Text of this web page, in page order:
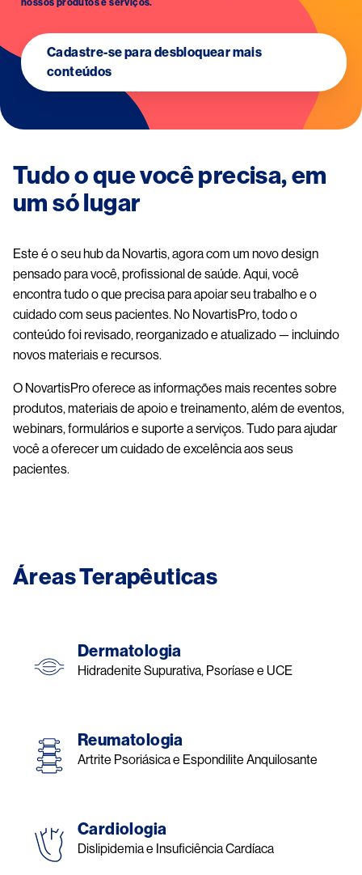
nossos produtos e serviços.
Cadastre-se para desbloquear mais
conteúdos
Tudo o que você precisa, em
um só lugar
Este é o seu hub da Novartis, agora com um novo design
pensado para você, profissional de saúde. Aqui, você
encontra tudo o que precisa para apoiar seu trabalho e o
cuidado com seus pacientes. No NovartisPro, todo o
conteúdo foi revisado, reorganizado e atualizado — incluindo
novos materiais e recursos.
O NovartisPro oferece as informações mais recentes sobre
produtos, materiais de apoio e treinamento, além de eventos,
webinars, formulários e suporte a serviços. Tudo para ajudar
você a oferecer um cuidado de excelência aos seus
pacientes.
Áreas Terapêuticas
Dermatologia
Hidradenite Supurativa, Psoríase e UCE
Reumatologia
Artrite Psoriásica e Espondilite Anquilosante
Cardiologia
Dislipidemia e Insuficiência Cardíaca